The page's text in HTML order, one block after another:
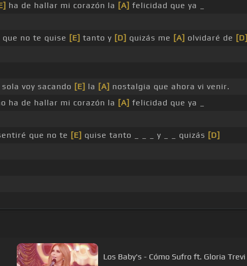
ha de hallar mi corazón la [A] felicidad que ya _
no te quise [E] tanto y [D] quizás me [A] olvidaré de [D]
sola voy sacando [E] la [A] nostalgia que ahora vi venir.
ha de hallar mi corazón la [A] felicidad que ya _
que no te [E] quise tanto _ _ _ y _ _ quizás [D]
Los Baby's - Cómo Sufro ft. Gloria Trevi